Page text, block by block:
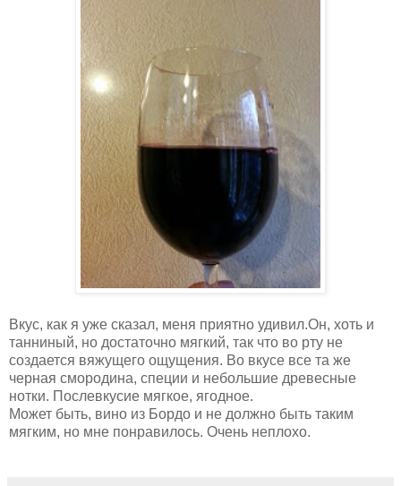
Вкус, как я уже сказал, меня приятно удивил.Он, хоть и
танниный, но достаточно мягкий, так что во рту не
создается вяжущего ощущения. Во вкусе все та же
черная смородина, специи и небольшие древесные
нотки. Послевкусие мягкое, ягодное.
Может быть, вино из Бордо и не должно быть таким
мягким, но мне понравилось. Очень неплохо.